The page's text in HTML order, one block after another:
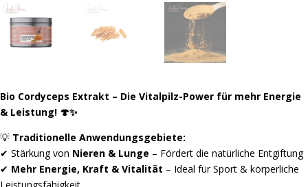
Bio Cordyceps Extrakt – Die Vitalpilz-Power für mehr Energie
& Leistung! 🍄✨
💡 Traditionelle Anwendungsgebiete:
✔ Stärkung von Nieren & Lunge – Fördert die natürliche Entgiftung
✔ Mehr Energie, Kraft & Vitalität – Ideal für Sport & körperliche